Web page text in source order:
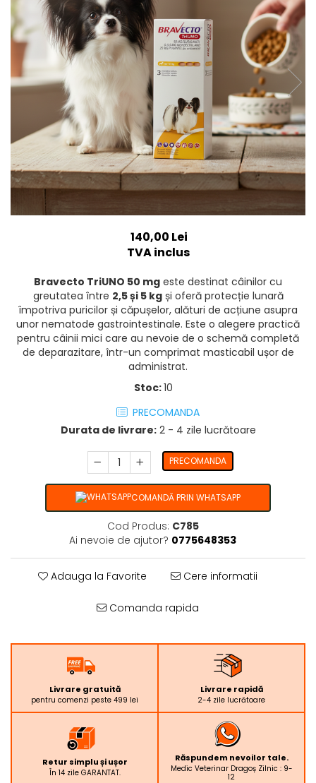
SUPLIMENTE
Suport Articular
Suport Digestiv
140,00 Lei
TVA inclus
Bravecto TriUNO 50 mg este destinat câinilor cu
greutatea între 2,5 și 5 kgși oferă protecție lunară
împotriva puricilor și căpușelor, alături de acțiune asupra
unor nematode gastrointestinale. Este o alegere practică
pentru câinii mici care au nevoie de o schemă completă
de deparazitare, într-un comprimat masticabil ușor de
administrat.
Stoc:10
PRECOMANDA
Durata de livrare:2 - 4 zile lucrătoare
PRECOMANDA
COMANDĂ PRIN WHATSAPP
Cod Produs: C785
Ai nevoie de ajutor? 0775648353
Adauga la Favorite Cere informatii
Comanda rapida
Livrare gratuită
pentru comenzi peste 499 lei
Livrare rapidă
2-4 zile lucrătoare
Retur simplu și ușor
În 14 zile GARANTAT.
Răspundem nevoilor tale.
Medic Veterinar Dragoș Zilnic : 9-
12